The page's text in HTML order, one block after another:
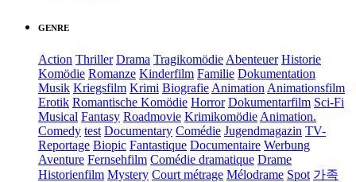
GENRE
Action Thriller Drama Tragikomödie Abenteuer Historie
Komödie Romanze Kinderfilm Familie Dokumentation
Musik Kriegsfilm Krimi Biografie Animation Animationsfilm
Erotik Romantische Komödie Horror Dokumentarfilm Sci-Fi
Musical Fantasy Roadmovie Krimikomödie Animation.
Comedy test Documentary Comédie Jugendmagazin TV-
Reportage Biopic Fantastique Documentaire Werbung
Aventure Fernsehfilm Comédie dramatique Drame
Historienfilm Mystery Court métrage Mélodrame Spot 가족